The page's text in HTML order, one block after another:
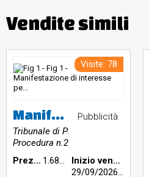
Vendite simili
Visite: 78
Manifestazione di interesse per complesso industriale con opificio, fabbricati accessori e ampia area pertinenziale in Colledara
Tribunale di Parma
Procedura n.25/2022
Pubblicità
Prezzo base €:
Inizio vendita: